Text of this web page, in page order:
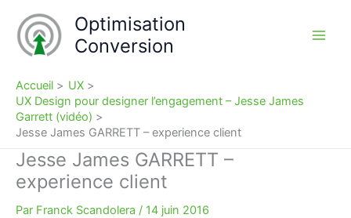
contenu
Optimisation
Conversion
Accueil
UX
UX Design pour designer l’engagement – Jesse James
Garrett (vidéo)
Jesse James GARRETT – experience client
Jesse James GARRETT –
experience client
Par Franck Scandolera / 14 juin 2016